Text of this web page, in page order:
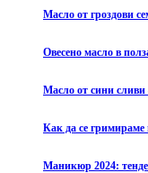
Масло от гроздови
Овесено масло в
Масло от сини сливи
Как да се
Маникюр 2024: